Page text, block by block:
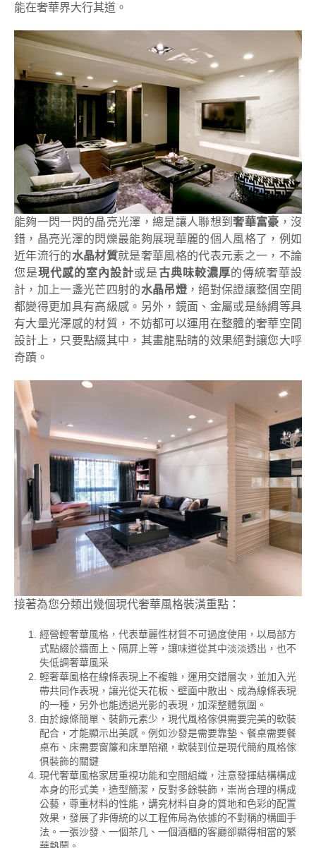
能在奢華界大行其道。
能夠一閃一閃的晶亮光澤，總是讓人聯想到奢華富豪 ，沒
錯，晶亮光澤的閃爍最能夠展現華麗的個人風格了，例如
近年流行的水晶材質就是奢華風格的代表元素之一，不論
您是現代感的室內設計或是 古典味較濃厚的傳統奢華設
計，加上一盞光芒四射的水晶吊燈 ，絕對保證讓整個空間
都變得更加具有高級感。另外，鏡面、金屬或是絲綢等具
有大量光澤感的材質，不妨都可以運用在整體的奢華空間
設計上，只要點綴其中，其畫龍點睛的效果絕對讓您大呼
奇蹟。
接著為您分類出幾個現代奢華風格裝潢重點：
經營輕奢華風格，代表華麗性材質不可過度使用，以局部方
式點綴於牆面上、隔屏上等，讓味道從其中淡淡透出，也不
失低調奢華風采
輕奢華風格在線條表現上不複雜，運用交錯層次，並加入光
帶共同作表現，讓光從天花板、壁面中散出、成為線條表現
的一種，另外也能透過光影的表現，加深整體氛圍。
由於線條簡單、裝飾元素少，現代風格傢俱需要完美的軟裝
配合，才能顯示出美感。例如沙發是需要靠墊、餐桌需要餐
桌布、床需要窗簾和床單陪襯，軟裝到位是現代簡約風格傢
俱裝飾的關鍵
現代奢華風格家居重視功能和空間組織，注意發揮結構構成
本身的形式美，造型簡潔，反對多餘裝飾，崇尚合理的構成
公藝，尊重材料的性能，講究材料自身的質地和色彩的配置
效果，發展了非傳統的以工程佈局為依據的不對稱的構圖手
法。一張沙發、一個茶几、一個酒櫃的客廳卻顯得相當的繁